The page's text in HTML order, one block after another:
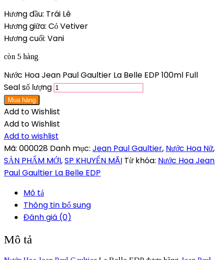
Hương đầu: Trái Lê
Hương giữa: Cỏ Vetiver
Hương cuối: Vani
còn 5 hàng
Nước Hoa Jean Paul Gaultier La Belle EDP 100ml Full
Seal số lượng
Mua hàng
Add to Wishlist
Add to Wishlist
Add to wishlist
Mã: 000028 Danh mục: Jean Paul Gaultier, Nước Hoa Nữ,
SẢN PHẨM MỚI,SP KHUYẾN MÃI Từ khóa: Nước Hoa Jean
Paul Gaultier La Belle EDP
Mô tả
Thông tin bổ sung
Đánh giá (0)
Mô tả